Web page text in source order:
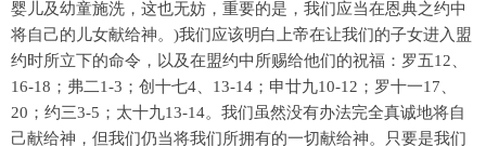
婴儿及幼童施洗，这也无妨，重要的是，我们应当在恩典之约中
将自己的儿女献给神。)我们应该明白上帝在让我们的子女进入盟
约时所立下的命令，以及在盟约中所赐给他们的祝福：罗五12、
16-18；弗二1-3；创十七4、13-14；申廿九10-12；罗十一17、
20；约三3-5；太十九13-14。我们虽然没有办法完全真诚地将自
己献给神，但我们仍当将我们所拥有的一切献给神。只要是我们